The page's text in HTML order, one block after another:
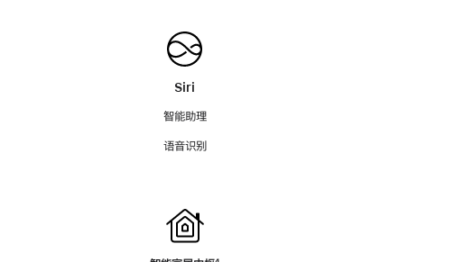
Siri
智能助理
语音识别